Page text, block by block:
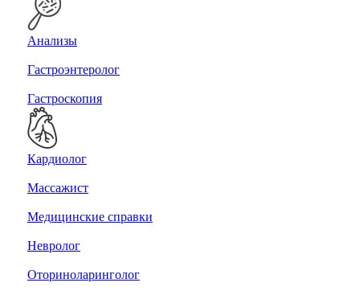
Анализы
Гастроэнтеролог
Гастроскопия
Кардиолог
Массажист
Медицинские справки
Невролог
Оториноларинголог